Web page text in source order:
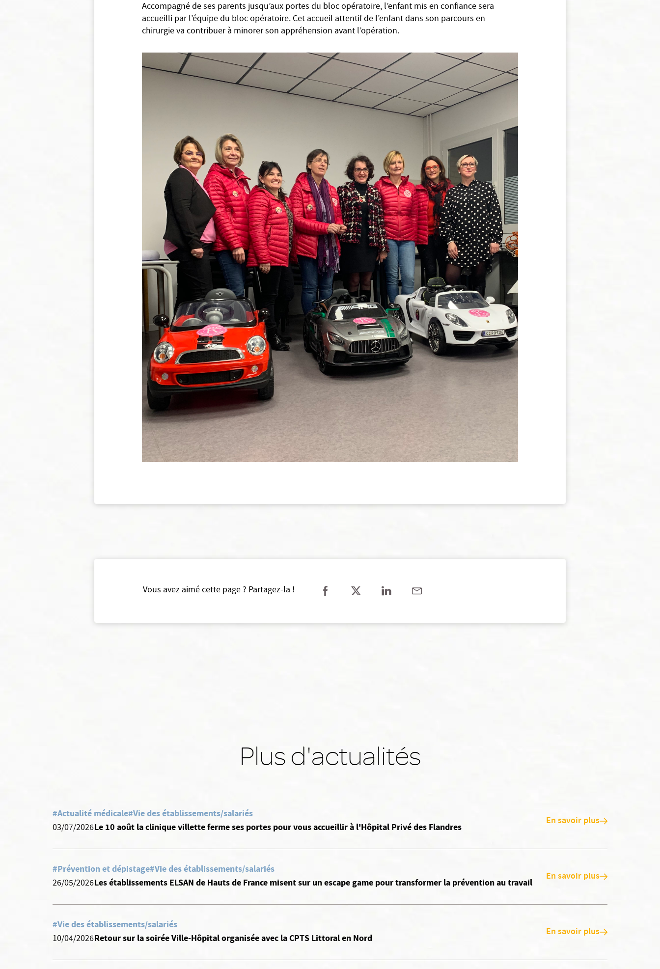
Accompagné de ses parents jusqu’aux portes du bloc opératoire, l’enfant mis en confiance sera
accueilli par l’équipe du bloc opératoire. Cet accueil attentif de l’enfant dans son parcours en
chirurgie va contribuer à minorer son appréhension avant l’opération.
Vous avez aimé cette page ? Partagez-la !
Plus d'actualités
#Actualité médicale#Vie des établissements/salariés
03/07/2026Le 10 août la clinique villette ferme ses portes pour vous accueillir à l'Hôpital Privé des Flandres En savoir plus
#Prévention et dépistage#Vie des établissements/salariés
26/05/2026Les établissements ELSAN de Hauts de France misent sur un escape game pour transformer la prévention au travail En savoir plus
#Vie des établissements/salariés
10/04/2026Retour sur la soirée Ville-Hôpital organisée avec la CPTS Littoral en Nord En savoir plus